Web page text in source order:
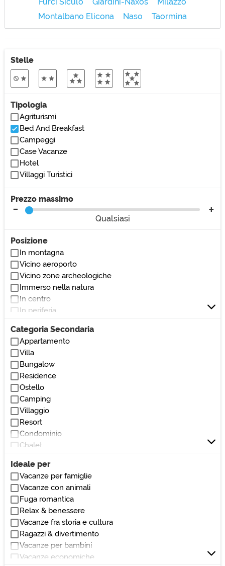
Montalbano Elicona
Naso Taormina
Stelle
Tipologia
Agriturismi
Bed And Breakfast
Campeggi
Case Vacanze
Hotel
Villaggi Turistici
Prezzo massimo
Qualsiasi
Posizione
In montagna
Vicino aeroporto
Vicino zone archeologiche
Immerso nella natura
In centro
In periferia
Vicino al lago
Vicino stazione
Vicino parchi/giardini
Vicino bar/ristoranti
Vicino club/discoteche
Vicino stadio
Vicino ospedali/cliniche
Vicino monumenti/zone di interesse
Vicino università
Vicino centri commerciali
Vicino autostrada
Vicino teatri/cinema
Categoria Secondaria
Appartamento
Villa
Bungalow
Residence
Ostello
Camping
Villaggio
Resort
Condominio
Chalet
Loft
Villetta a schiera
Dormitorio
Affittacamere
Locanda
Pensione
Dimora storica
Masseria
Casale
Ideale per
Vacanze per famiglie
Vacanze con animali
Fuga romantica
Relax & benessere
Vacanze fra storia e cultura
Ragazzi & divertimento
Vacanze per bambini
Vacanze economiche